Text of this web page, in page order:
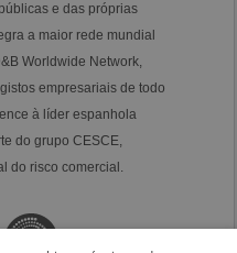
e das próprias
a maior rede mundial
Worldwide Network,
empresariais de todo
à líder espanhola
do grupo CESCE,
do risco comercial.